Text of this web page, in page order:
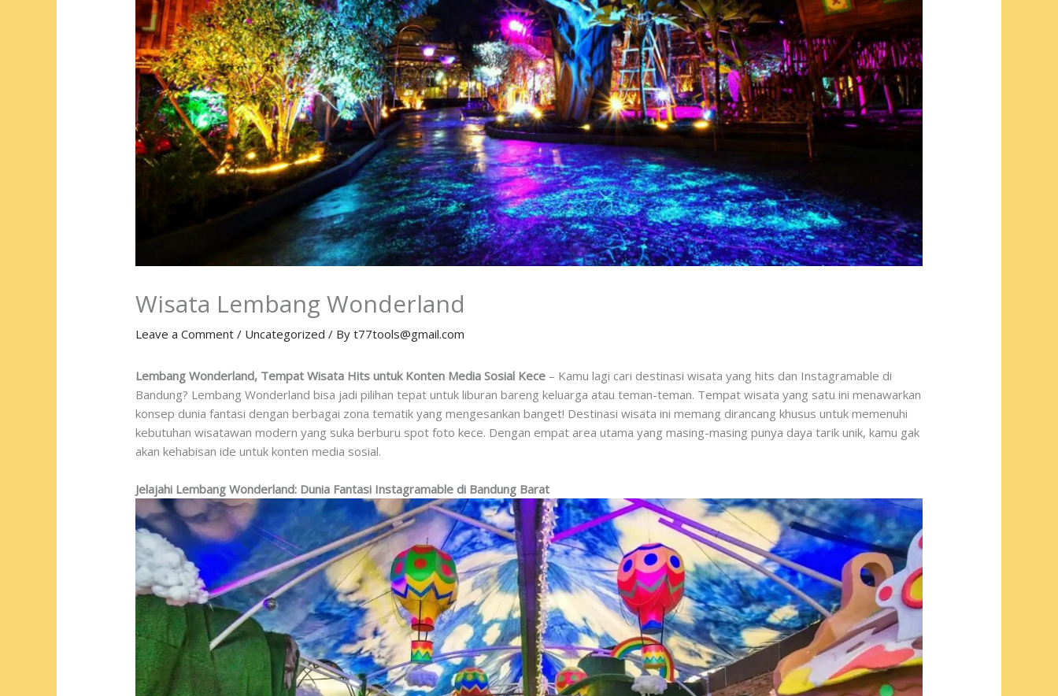
Wisata Lembang Wonderland
Leave a Comment / Uncategorized / Byt77tools@gmail.com
Lembang Wonderland, Tempat Wisata Hits untuk Konten Media Sosial Kece – Kamu lagi cari destinasi wisata yang hits dan Instagramable di
Bandung? Lembang Wonderland bisa jadi pilihan tepat untuk liburan bareng keluarga atau teman-teman. Tempat wisata yang satu ini menawarkan
konsep dunia fantasi dengan berbagai zona tematik yang mengesankan banget! Destinasi wisata ini memang dirancang khusus untuk memenuhi
kebutuhan wisatawan modern yang suka berburu spot foto kece. Dengan empat area utama yang masing-masing punya daya tarik unik, kamu gak
akan kehabisan ide untuk konten media sosial.
Jelajahi Lembang Wonderland: Dunia Fantasi Instagramable di Bandung Barat